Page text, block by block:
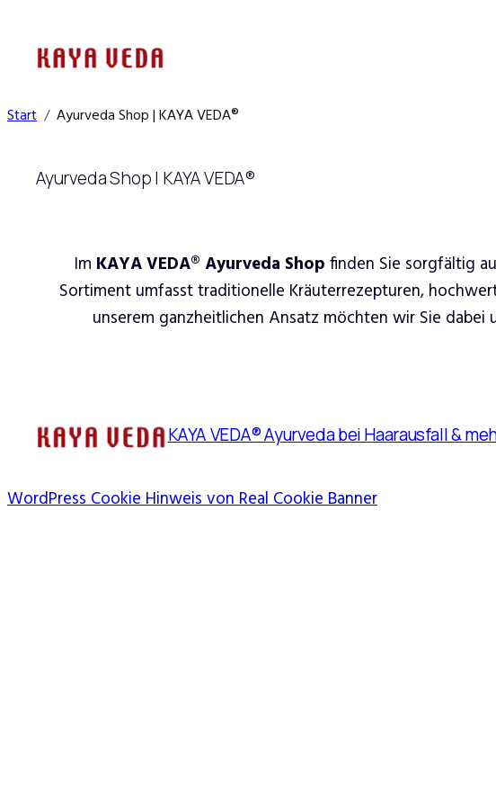
Inhalt
springen
Start Ayurveda Shop | KAYA VEDA®
Ayurveda Shop | KAYA VEDA®
Im KAYA VEDA® Ayurveda Shop finden Sie sorgfältig
Sortiment umfasst traditionelle Kräuterrezepturen,
unserem ganzheitlichen Ansatz möchten wir Sie
KAYA VEDA® Ayurveda bei Haarausfall &
WordPress Cookie Hinweis von Real Cookie Banner